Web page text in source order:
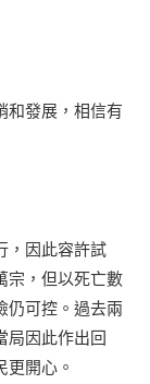
和發展，相信有
，因此容許試
宗，但以死亡數
仍可控。過去兩
局因此作出回
開心。